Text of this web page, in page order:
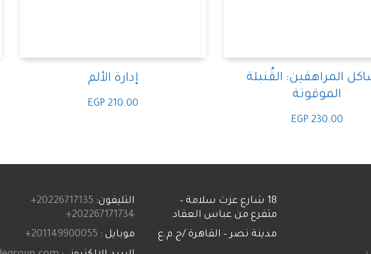
إدارة الألم
EGP 210.00
المراهقين: القُنبلة
الموقوتة
EGP 230.00
التليفون: 20226717135+
202267171734+
موبايل : 201149900055+
18 شارع عزت سلامة –
متفرع من عباس العقاد
مدينة نصر – القاهرة /ج.م.ع